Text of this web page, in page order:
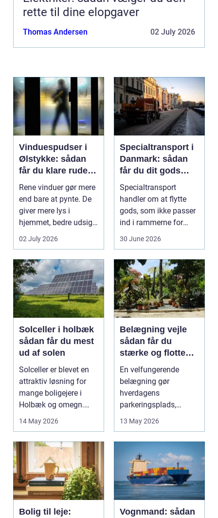
rette til dine elopgaver
Thomas Andersen 02 July 2026
Vinduespudser i
Ølstykke: sådan
får du klare ruder
året rundt
Rene vinduer gør mere
end bare at pynte. De
giver mere lys i
hjemmet, bedre udsigt
og et p&ae...
02 July 2026
Specialtransport i
Danmark: sådan
får du dit gods
sikkert frem
Specialtransport
handler om at flytte
gods, som ikke passer
ind i rammerne for
almindelig
30 June 2026
Solceller i holbæk
sådan får du mest
ud af solen
Solceller er blevet en
attraktiv løsning for
mange boligejere i
Holbæk og omegn.
Flere ønsker at sæn...
14 May 2026
Belægning vejle
sådan får du
stærke og flotte
udendørs arealer
En velfungerende
belægning gør
hverdagens
parkeringsplads,
terrasse eller
gårdsplads både pæn
og pra...
13 May 2026
Bolig til leje:
Vognmand: sådan